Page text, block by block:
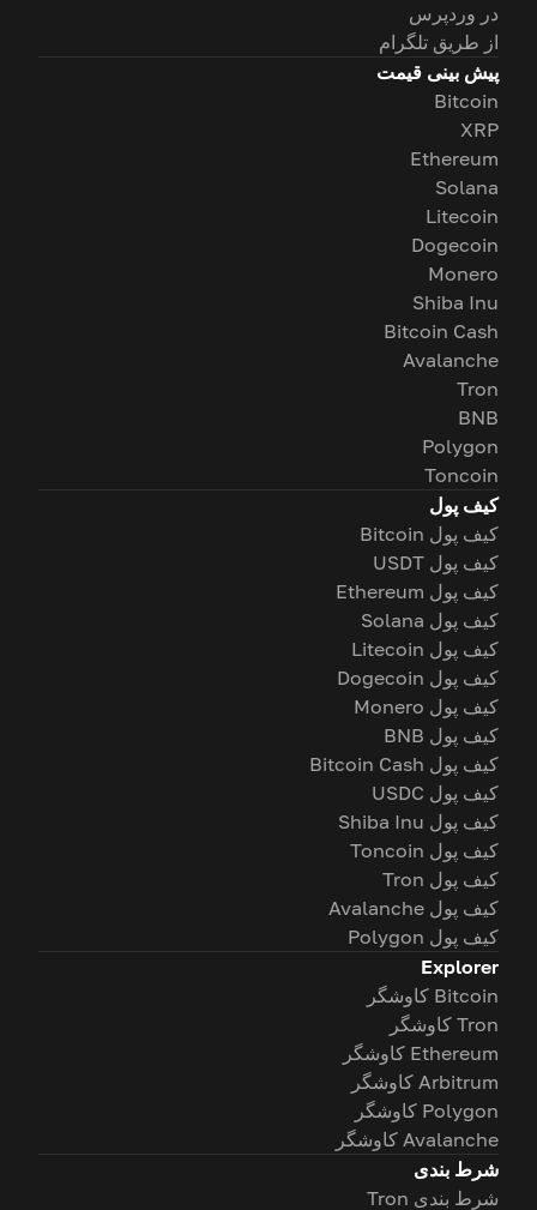
در وردپرس
از طریق تلگرام
پیش بینی قیمت
Bitcoin
XRP
Ethereum
Solana
Litecoin
Dogecoin
Monero
Shiba Inu
Bitcoin Cash
Avalanche
Tron
BNB
Polygon
Toncoin
کیف پول
کیف پول Bitcoin
کیف پول USDT
کیف پول Ethereum
کیف پول Solana
کیف پول Litecoin
کیف پول Dogecoin
کیف پول Monero
کیف پول BNB
کیف پول Bitcoin Cash
کیف پول USDC
کیف پول Shiba Inu
کیف پول Toncoin
کیف پول Tron
کیف پول Avalanche
کیف پول Polygon
Explorer
Bitcoin کاوشگر
Tron کاوشگر
Ethereum کاوشگر
Arbitrum کاوشگر
Polygon کاوشگر
Avalanche کاوشگر
شرط بندی
شرط بندی Tron